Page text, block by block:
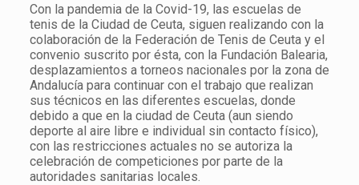
Con la pandemia de la Covid-19, las escuelas de
tenis de la Ciudad de Ceuta, siguen realizando con la
colaboración de la Federación de Tenis de Ceuta y el
convenio suscrito por ésta, con la Fundación Balearia,
desplazamientos a torneos nacionales por la zona de
Andalucía para continuar con el trabajo que realizan
sus técnicos en las diferentes escuelas, donde
debido a que en la ciudad de Ceuta (aun siendo
deporte al aire libre e individual sin contacto físico),
con las restricciones actuales no se autoriza la
celebración de competiciones por parte de la
autoridades sanitarias locales.